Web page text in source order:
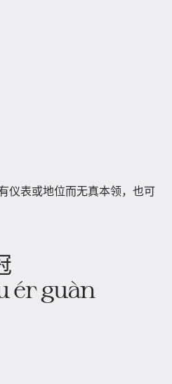
仪表或地位而无真本领，也可
ér guàn